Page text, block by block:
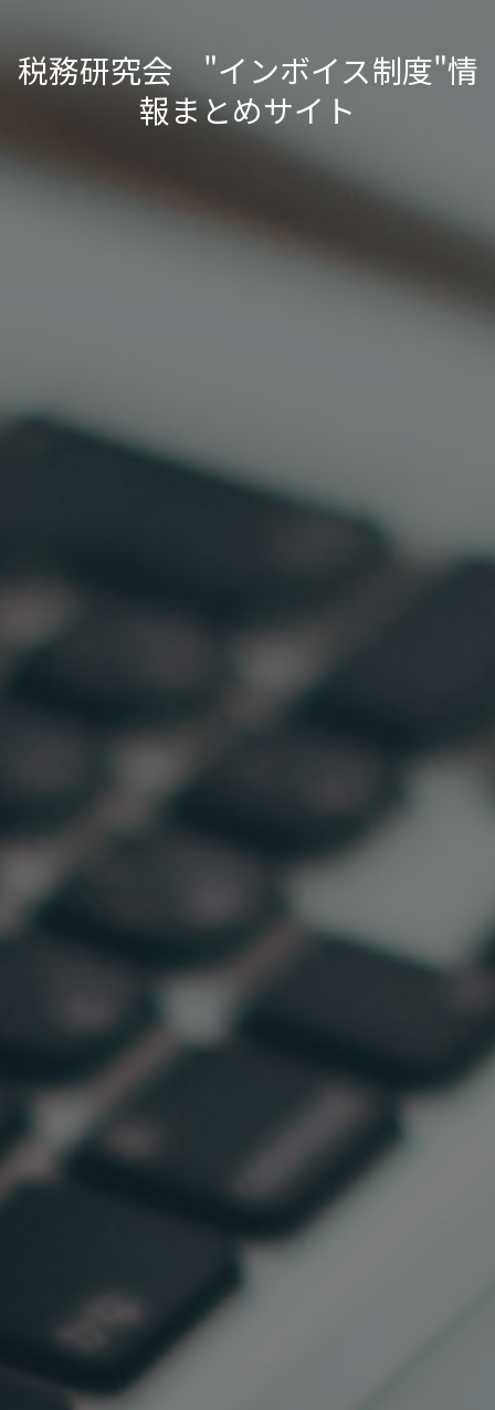
税務研究会 "インボイス制度"情
報まとめサイト